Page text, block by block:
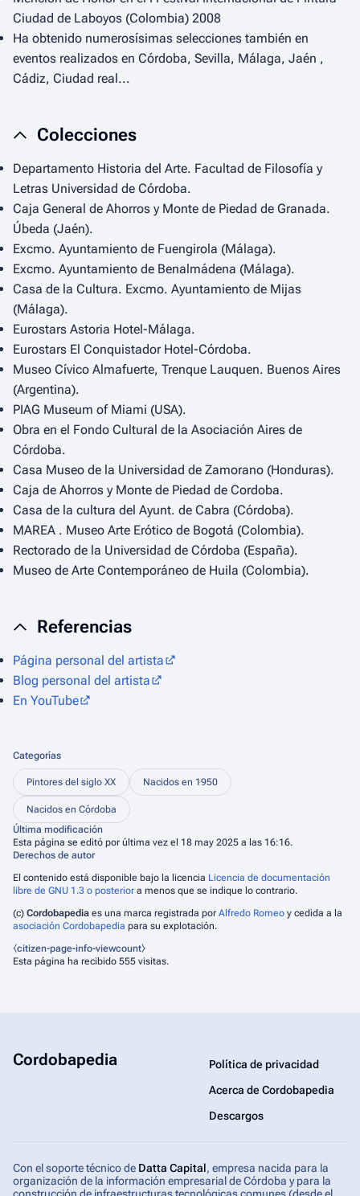
Ciudad de Laboyos (Colombia) 2008
Ha obtenido numerosísimas selecciones también en
eventos realizados en Córdoba, Sevilla, Málaga, Jaén ,
Cádiz, Ciudad real...
Colecciones
Departamento Historia del Arte. Facultad de Filosofía y
Letras Universidad de Córdoba.
Caja General de Ahorros y Monte de Piedad de Granada.
Úbeda (Jaén).
Excmo. Ayuntamiento de Fuengirola (Málaga).
Excmo. Ayuntamiento de Benalmádena (Málaga).
Casa de la Cultura. Excmo. Ayuntamiento de Mijas
(Málaga).
Eurostars Astoria Hotel-Málaga.
Eurostars El Conquistador Hotel-Córdoba.
Museo Cívico Almafuerte, Trenque Lauquen. Buenos Aires
(Argentina).
PIAG Museum of Miami (USA).
Obra en el Fondo Cultural de la Asociación Aires de
Córdoba.
Casa Museo de la Universidad de Zamorano (Honduras).
Caja de Ahorros y Monte de Piedad de Cordoba.
Casa de la cultura del Ayunt. de Cabra (Córdoba).
MAREA . Museo Arte Erótico de Bogotá (Colombia).
Rectorado de la Universidad de Córdoba (España).
Museo de Arte Contemporáneo de Huila (Colombia).
Referencias
Página personal del artista
Blog personal del artista
En YouTube
Categorías
Pintores del siglo XX Nacidos en 1950
Nacidos en Córdoba
Última modificación
Esta página se editó por última vez el 18 may 2025 a las 16:16.
Derechos de autor
El contenido está disponible bajo la licencia Licencia de documentación
libre de GNU 1.3 o posterior a menos que se indique lo contrario.
(c) Cordobapedia es una marca registrada por Alfredo Romeo y cedida a la
asociación Cordobapedia para su explotación.
⧼citizen-page-info-viewcount⧽
Esta página ha recibido 555 visitas.
Cordobapedia
Política de privacidad
Acerca de Cordobapedia
Descargos
Con el soporte técnico de Datta Capital, empresa nacida para la
organización de la información empresarial de Córdoba y para la